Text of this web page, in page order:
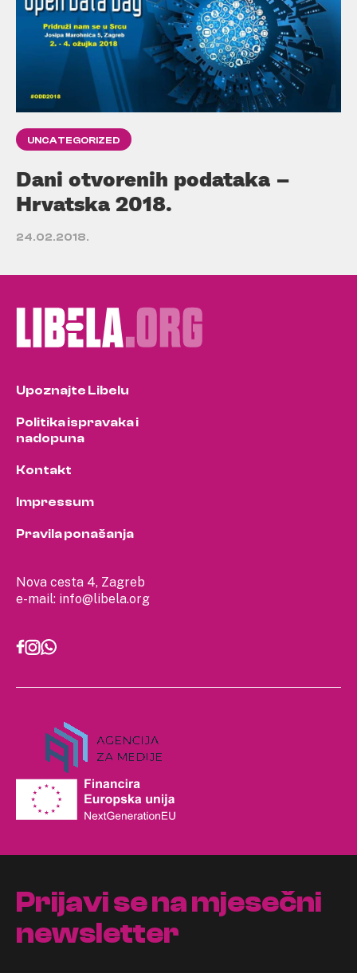
UNCATEGORIZED
Dani otvorenih podataka –
Hrvatska 2018.
24.02.2018.
Nova cesta 4, Zagreb
e-mail: info@libela.org
Upoznajte Libelu
Politika ispravaka i
nadopuna
Kontakt
Impressum
Pravila ponašanja
Prijavi se na mjesečni
newsletter